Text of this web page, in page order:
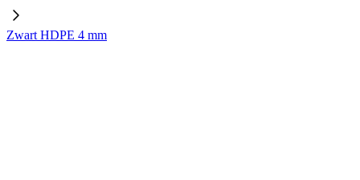
Zwart HDPE 4 mm